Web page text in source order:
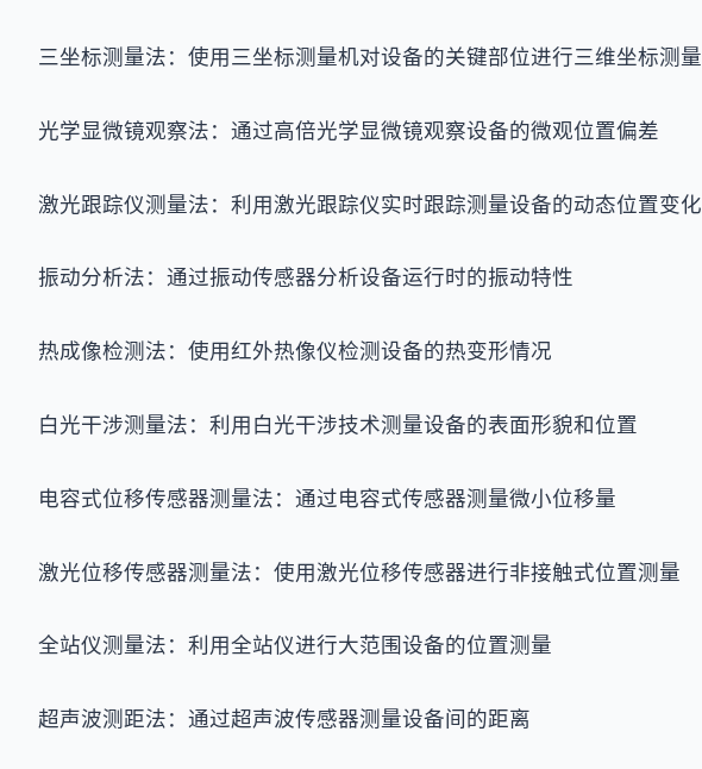
三坐标测量法：使用三坐标测量机对设备的关键部位进行三维坐标测量
光学显微镜观察法：通过高倍光学显微镜观察设备的微观位置偏差
激光跟踪仪测量法：利用激光跟踪仪实时跟踪测量设备的动态位置变化
振动分析法：通过振动传感器分析设备运行时的振动特性
热成像检测法：使用红外热像仪检测设备的热变形情况
白光干涉测量法：利用白光干涉技术测量设备的表面形貌和位置
电容式位移传感器测量法：通过电容式传感器测量微小位移量
激光位移传感器测量法：使用激光位移传感器进行非接触式位置测量
全站仪测量法：利用全站仪进行大范围设备的位置测量
超声波测距法：通过超声波传感器测量设备间的距离